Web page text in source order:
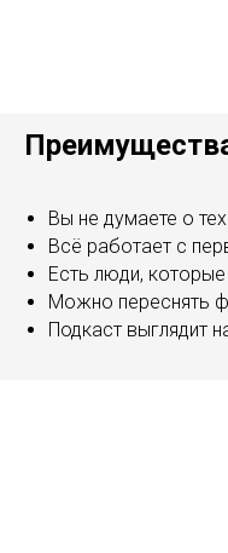
Вы не думаете о
Всё работает с
Есть люди,
Можно переснять
Подкаст выглядит